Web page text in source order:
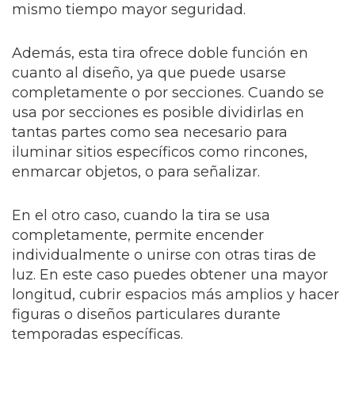
mismo tiempo mayor seguridad.
Además, esta tira ofrece doble función en
cuanto al diseño, ya que puede usarse
completamente o por secciones. Cuando se
usa por secciones es posible dividirlas en
tantas partes como sea necesario para
iluminar sitios específicos como rincones,
enmarcar objetos, o para señalizar.
En el otro caso, cuando la tira se usa
completamente, permite encender
individualmente o unirse con otras tiras de
luz. En este caso puedes obtener una mayor
longitud, cubrir espacios más amplios y hacer
figuras o diseños particulares durante
temporadas específicas.